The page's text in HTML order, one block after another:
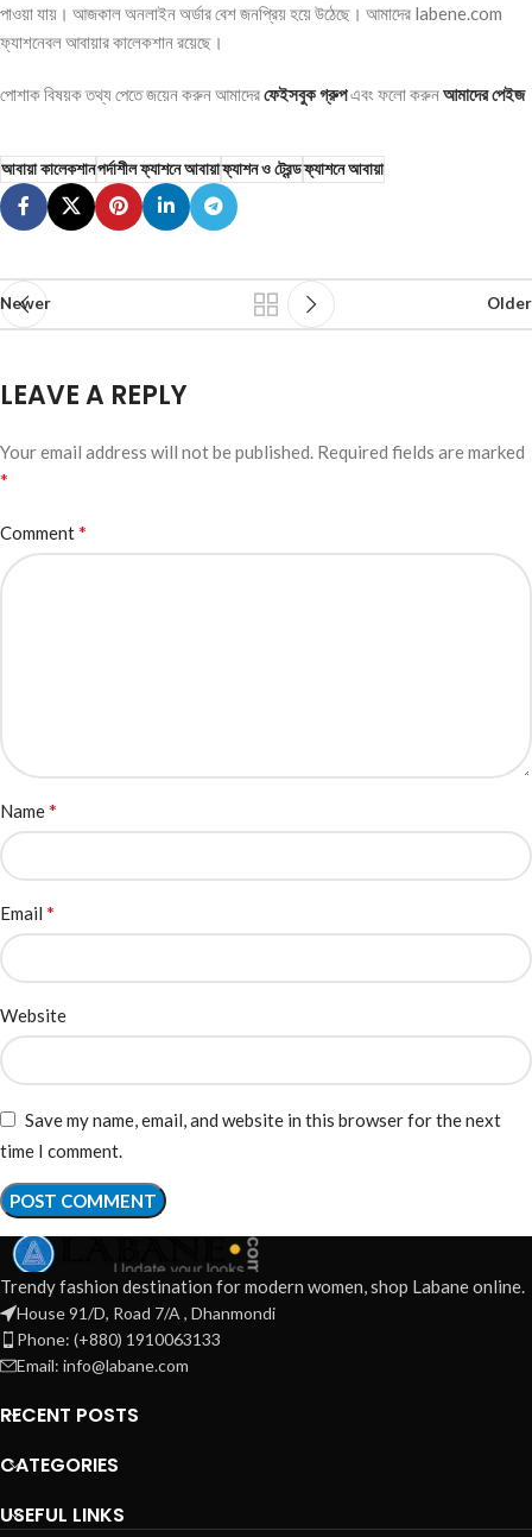
পাওয়া যায়। আজকাল অনলাইন অর্ডার বেশ জনপ্রিয় হয়ে উঠেছে। আমাদের labene.com
ফ্যাশনেবল আবায়ার কালেকশান রয়েছে।
পোশাক বিষয়ক তথ্য পেতে জয়েন করুন আমাদেরফেইসবুক গ্রুপএবং ফলো করুনআমাদের পেইজ
আবায়া কালেকশানপর্দাশীল ফ্যাশনে আবায়াফ্যাশন ও ট্রেন্ডফ্যাশনে আবায়া
Newer Older
LEAVE A REPLY
Your email address will not be published. Required fields are marked
*
Comment*
Name*
Email *
Website
Save my name, email, and website in this browser for the next
time I comment.
Trendy fashion destination for modern women, shop Labane online.
House 91/D, Road 7/A , Dhanmondi
Phone: (+880) 1910063133
Email: info@labane.com
RECENT POSTS
CATEGORIES
USEFUL LINKS